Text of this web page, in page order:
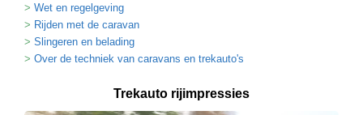
Wet en regelgeving
Rijden met de caravan
Slingeren en belading
Over de techniek van caravans en trekauto's
Trekauto rijimpressies